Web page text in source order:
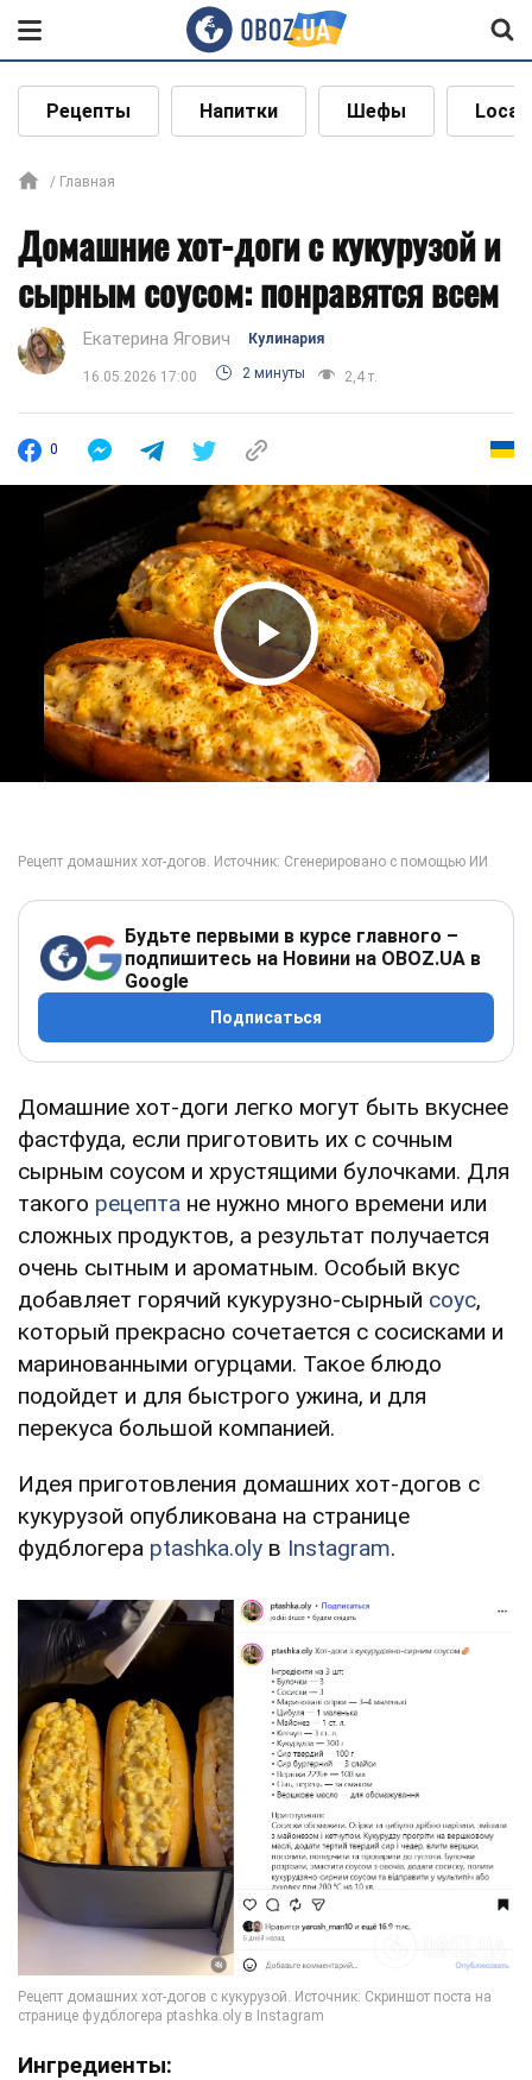
Рецепты Напитки Шефы Local
Главная
Домашние хот-доги с кукурузой и
сырным соусом: понравятся всем
Екатерина Ягович Кулинария
16.05.2026 17:00 2 минуты 2,4 т.
0
Play Video
Будьте первыми в курсе главного –
подпишитесь на Новини на OBOZ.UA в
Google
Подписаться
Домашние хот-доги легко могут быть вкуснее
фастфуда, если приготовить их с сочным
сырным соусом и хрустящими булочками. Для
такого рецепта не нужно много времени или
сложных продуктов, а результат получается
очень сытным и ароматным. Особый вкус
добавляет горячий кукурузно-сырный соус,
который прекрасно сочетается с сосисками и
маринованными огурцами. Такое блюдо
подойдет и для быстрого ужина, и для
перекуса большой компанией.
Идея приготовления домашних хот-догов с
кукурузой опубликована на странице
фудблогера ptashka.oly в Instagram.
Ингредиенты: